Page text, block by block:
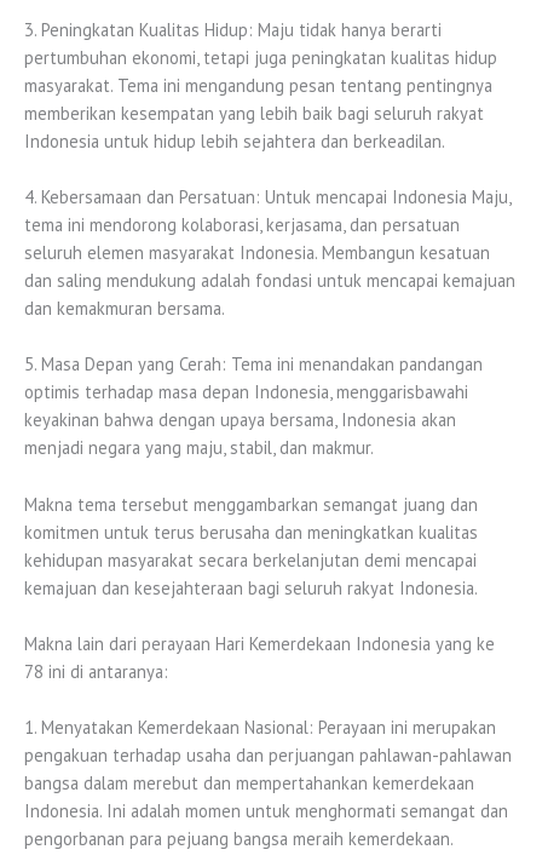
3. Peningkatan Kualitas Hidup: Maju tidak hanya berarti
pertumbuhan ekonomi, tetapi juga peningkatan kualitas hidup
masyarakat. Tema ini mengandung pesan tentang pentingnya
memberikan kesempatan yang lebih baik bagi seluruh rakyat
Indonesia untuk hidup lebih sejahtera dan berkeadilan.
4. Kebersamaan dan Persatuan: Untuk mencapai Indonesia Maju,
tema ini mendorong kolaborasi, kerjasama, dan persatuan
seluruh elemen masyarakat Indonesia. Membangun kesatuan
dan saling mendukung adalah fondasi untuk mencapai kemajuan
dan kemakmuran bersama.
5. Masa Depan yang Cerah: Tema ini menandakan pandangan
optimis terhadap masa depan Indonesia, menggarisbawahi
keyakinan bahwa dengan upaya bersama, Indonesia akan
menjadi negara yang maju, stabil, dan makmur.
Makna tema tersebut menggambarkan semangat juang dan
komitmen untuk terus berusaha dan meningkatkan kualitas
kehidupan masyarakat secara berkelanjutan demi mencapai
kemajuan dan kesejahteraan bagi seluruh rakyat Indonesia.
Makna lain dari perayaan Hari Kemerdekaan Indonesia yang ke
78 ini di antaranya:
1. Menyatakan Kemerdekaan Nasional: Perayaan ini merupakan
pengakuan terhadap usaha dan perjuangan pahlawan-pahlawan
bangsa dalam merebut dan mempertahankan kemerdekaan
Indonesia. Ini adalah momen untuk menghormati semangat dan
pengorbanan para pejuang bangsa meraih kemerdekaan.